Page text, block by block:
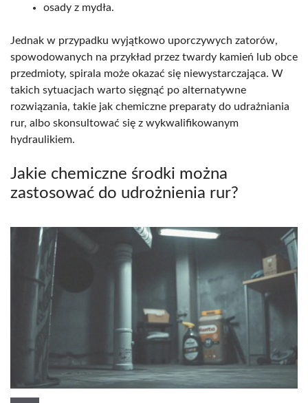
osady z mydła.
Jednak w przypadku wyjątkowo uporczywych zatorów,
spowodowanych na przykład przez twardy kamień lub obce
przedmioty, spirala może okazać się niewystarczająca. W
takich sytuacjach warto sięgnąć po alternatywne
rozwiązania, takie jak chemiczne preparaty do udrażniania
rur, albo skonsultować się z wykwalifikowanym
hydraulikiem.
Jakie chemiczne środki można
zastosować do udrożnienia rur?